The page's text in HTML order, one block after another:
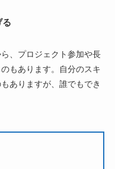
る
、プロジェクト参加や長
もあります。自分のスキ
ありますが、誰でもでき